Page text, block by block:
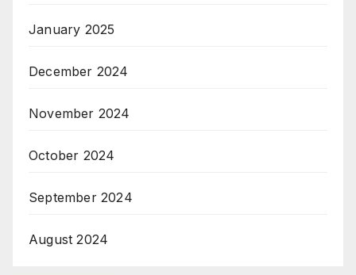
January 2025
December 2024
November 2024
October 2024
September 2024
August 2024